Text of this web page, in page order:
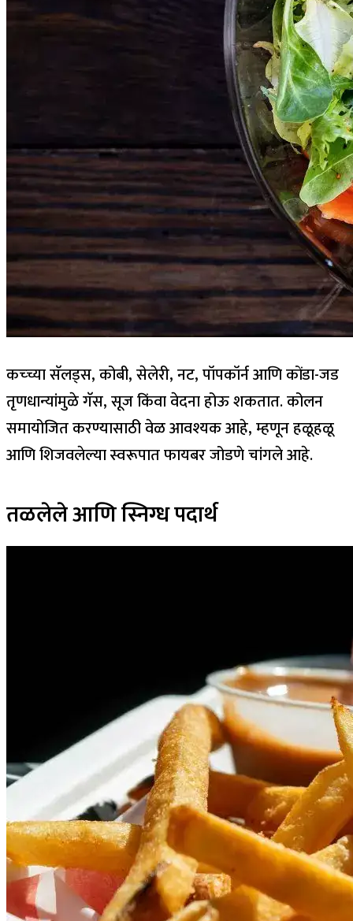
कच्च्या सॅलड्स, कोबी, सेलेरी, नट, पॉपकॉर्न आणि कोंडा-जड
तृणधान्यांमुळे गॅस, सूज किंवा वेदना होऊ शकतात. कोलन
समायोजित करण्यासाठी वेळ आवश्यक आहे, म्हणून हळूहळू
आणि शिजवलेल्या स्वरूपात फायबर जोडणे चांगले आहे.
तळलेले आणि स्निग्ध पदार्थ